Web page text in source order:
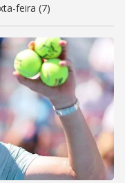
feira (7)